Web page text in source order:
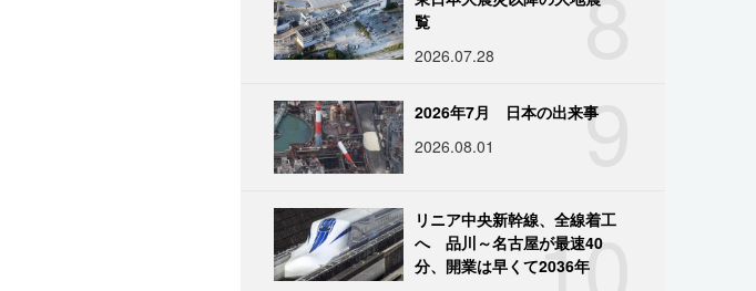
覧
2026.07.28
9
2026年7月 日本の出来事
2026.08.01
10
リニア中央新幹線、全線着工
へ 品川～名古屋が最速40
分、開業は早くて2036年